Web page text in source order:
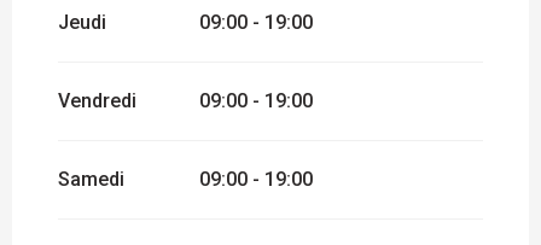
Jeudi 09:00 - 19:00
Vendredi 09:00 - 19:00
Samedi 09:00 - 19:00